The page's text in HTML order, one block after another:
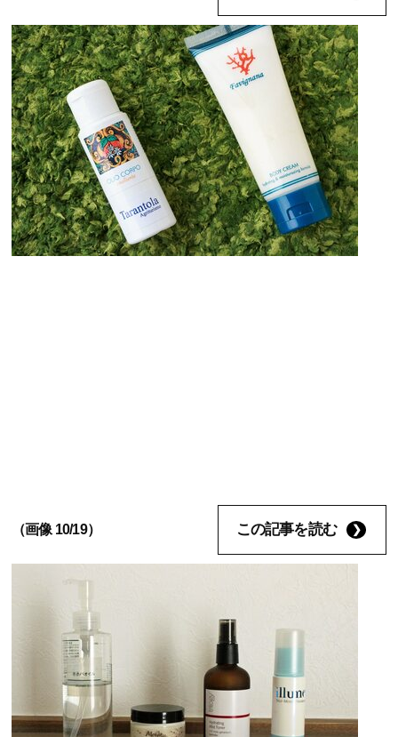
（画像 10/19） この記事を読む